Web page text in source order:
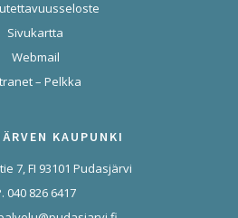
Sivukartta
Webmail
– Pelkka
KAUPUNKI
7, FI 93101 Pudasjärvi
040 826 6417